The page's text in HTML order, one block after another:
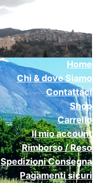
Home
Chi & dove Siamo
Contattaci
Shop
Carrello
Il mio account
Rimborso / Reso
Spedizioni Consegna
Pagamenti sicuri